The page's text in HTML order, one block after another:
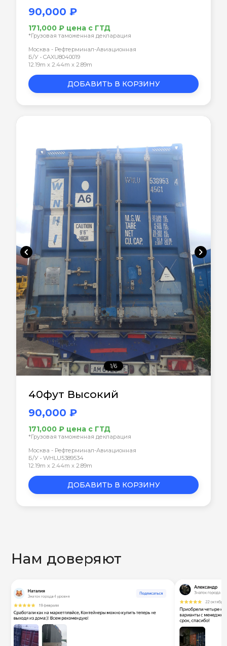
90,000 ₽
171,000 ₽ цена с ГТД
*Грузовая таможенная декларация
Москва - Рефтерминал-Авиационная
Б/У • CAXU8040019
12.19m x 2.44m x 2.89m
ДОБАВИТЬ В КОРЗИНУ
chevron_left chevron_right
1/6
40фут Высокий
90,000 ₽
171,000 ₽ цена с ГТД
*Грузовая таможенная декларация
Москва - Рефтерминал-Авиационная
Б/У • WHLU5389534
12.19m x 2.44m x 2.89m
ДОБАВИТЬ В КОРЗИНУ
Нам доверяют